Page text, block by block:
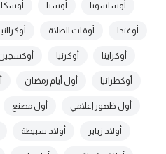
أوساسونا أوستا أوسكار
أوغندا أوقات الصلاة أوكراانيا
أوكراينا أوكرنيا
أوكطرانيا أول أيام رمضان
أول ظهور إعلامي أول مصنع
أولاد زباير أولاد سبيطة